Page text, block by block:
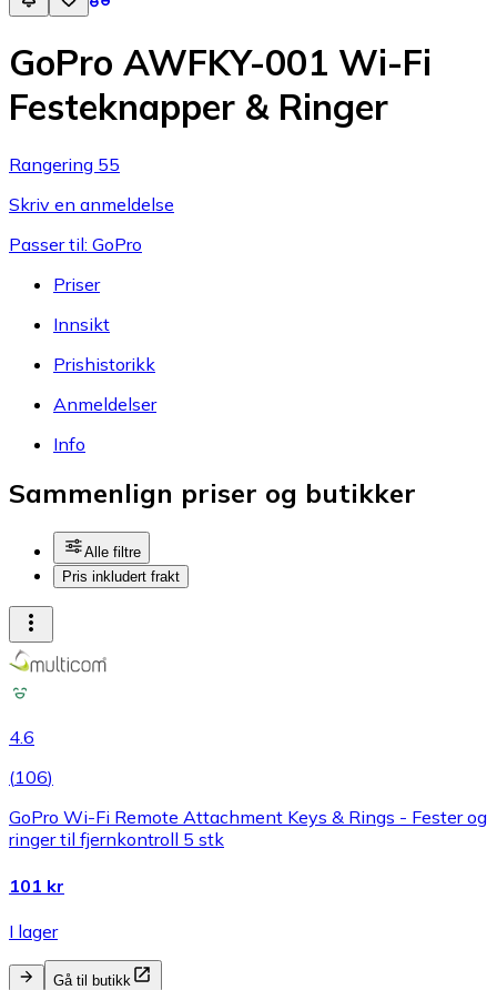
GoPro AWFKY-001 Wi-Fi
Festeknapper & Ringer
Rangering 55
Skriv en anmeldelse
Passer til: GoPro
Priser
Innsikt
Prishistorikk
Anmeldelser
Info
Sammenlign priser og butikker
Alle filtre
Pris inkludert frakt
4.6
(106)
GoPro Wi-Fi Remote Attachment Keys & Rings - Fester og
ringer til fjernkontroll 5 stk
101 kr
I lager
Gå til butikk